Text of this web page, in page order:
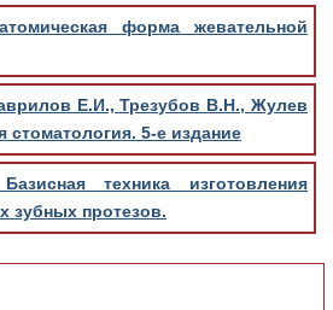
форма жевательной
Е.И., Трезубов В.Н., Жулев
стоматология. 5-е издание
техника изготовления
зубных протезов.